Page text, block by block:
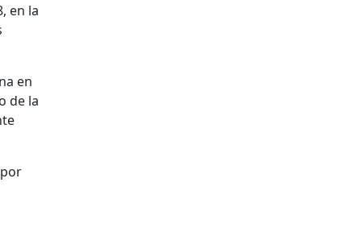
en la
en
de la